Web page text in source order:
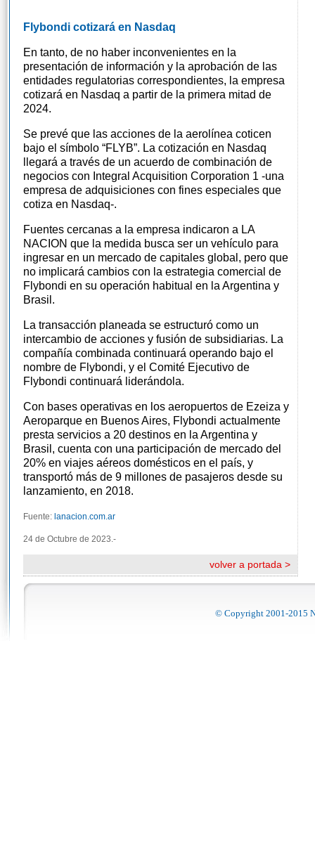
Flybondi cotizará en Nasdaq
En tanto, de no haber inconvenientes en la
presentación de información y la aprobación de las
entidades regulatorias correspondientes, la empresa
cotizará en Nasdaq a partir de la primera mitad de
2024.
Se prevé que las acciones de la aerolínea coticen
bajo el símbolo “FLYB”. La cotización en Nasdaq
llegará a través de un acuerdo de combinación de
negocios con Integral Acquisition Corporation 1 -una
empresa de adquisiciones con fines especiales que
cotiza en Nasdaq-.
Fuentes cercanas a la empresa indicaron a LA
NACION que la medida busca ser un vehículo para
ingresar en un mercado de capitales global, pero que
no implicará cambios con la estrategia comercial de
Flybondi en su operación habitual en la Argentina y
Brasil.
La transacción planeada se estructuró como un
intercambio de acciones y fusión de subsidiarias. La
compañía combinada continuará operando bajo el
nombre de Flybondi, y el Comité Ejecutivo de
Flybondi continuará liderándola.
Con bases operativas en los aeropuertos de Ezeiza y
Aeroparque en Buenos Aires, Flybondi actualmente
presta servicios a 20 destinos en la Argentina y
Brasil, cuenta con una participación de mercado del
20% en viajes aéreos domésticos en el país, y
transportó más de 9 millones de pasajeros desde su
lanzamiento, en 2018.
Fuente: lanacion.com.ar
24 de Octubre de 2023.-
volver a portada >
© Copyright 2001-2015